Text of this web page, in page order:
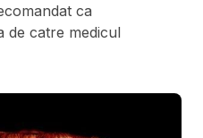
ca
de catre medicul